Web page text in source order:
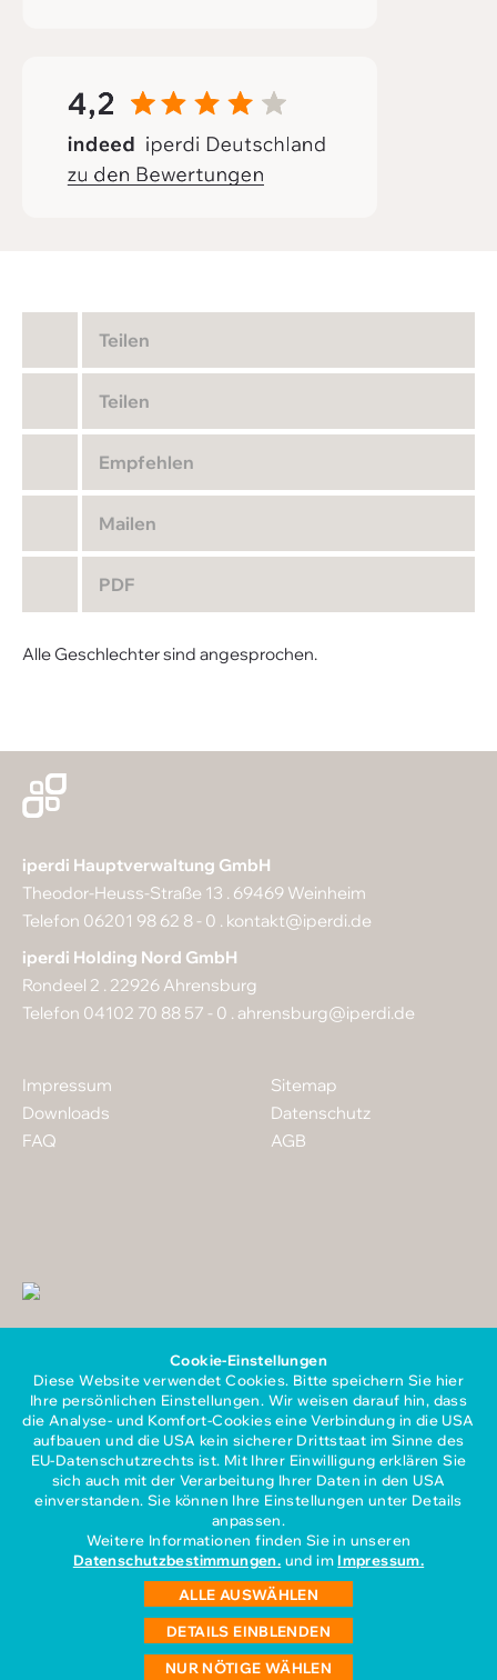
Cookie-Einstellungen
Diese Website verwendet Cookies. Bitte speichern Sie hier
Ihre persönlichen Einstellungen. Wir weisen darauf hin, dass
die Analyse- und Komfort-Cookies eine Verbindung in die USA
aufbauen und die USA kein sicherer Drittstaat im Sinne des
EU-Datenschutzrechts ist. Mit Ihrer Einwilligung erklären Sie
sich auch mit der Verarbeitung Ihrer Daten in den USA
einverstanden. Sie können Ihre Einstellungen unter Details
anpassen.
Weitere Informationen finden Sie in unseren
Datenschutzbestimmungen. und im Impressum.
ALLE AUSWÄHLEN
DETAILS EINBLENDEN
NUR NÖTIGE WÄHLEN
Teilen
Teilen
Empfehlen
Mailen
PDF
Alle Geschlechter sind angesprochen.
iperdi Hauptverwaltung GmbH
Theodor-Heuss-Straße 13 . 69469 Weinheim
Telefon 06201 98 62 8 - 0 . kontakt@iperdi.de
iperdi Holding Nord GmbH
Rondeel 2 . 22926 Ahrensburg
Telefon 04102 70 88 57 - 0 . ahrensburg@iperdi.de
Impressum
Downloads
FAQ
Sitemap
Datenschutz
AGB
Mitglied im Gesamtverband
der Personaldienstleister e.V.
iperdi gehört zu den
TOP-Personaldienstleistern